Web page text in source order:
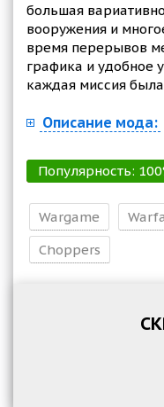
большая
вооружения и
время перерывов
графика и удобное
каждая миссия
Описание мода:
Популярность: 100
Wargame
Choppers